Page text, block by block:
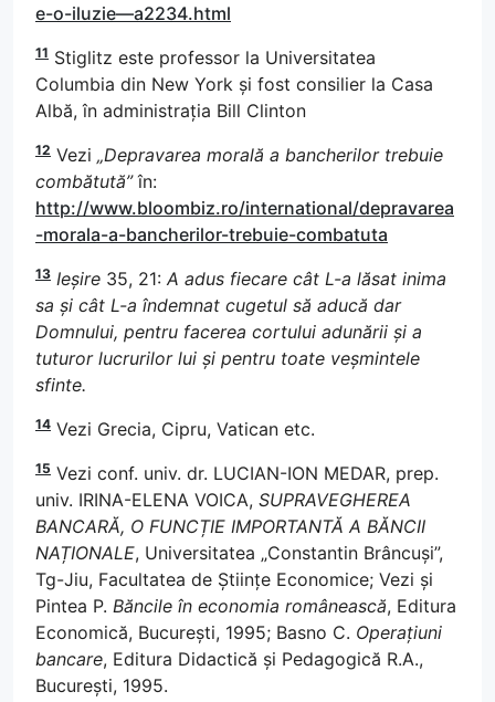
e-o-iluzie—a2234.html
11 Stiglitz este professor la Universitatea
Columbia din New York și fost consilier la Casa
Albă, în administrația Bill Clinton
12 Vezi „Depravarea morală a bancherilor trebuie
combătută”în:
http://www.bloombiz.ro/international/depravarea
-morala-a-bancherilor-trebuie-combatuta
13 Ieșire 35, 21: A adus fiecare cât L-a lăsat inima
sa și cât L-a îndemnat cugetul să aducă dar
Domnului, pentru facerea cortului adunării și a
tuturor lucrurilor lui și pentru toate veșmintele
sfinte.
14 Vezi Grecia, Cipru, Vatican etc.
15 Vezi conf. univ. dr. LUCIAN-ION MEDAR, prep.
univ. IRINA-ELENA VOICA, SUPRAVEGHEREA
BANCARĂ, O FUNCȚIE IMPORTANTĂ A BĂNCII
NAȚIONALE, Universitatea „Constantin Brâncuși”,
Tg-Jiu, Facultatea de Științe Economice; Vezi și
Pintea P. Băncile în economia românească, Editura
Economică, București, 1995; Basno C. Operațiuni
bancare, Editura Didactică și Pedagogică R.A.,
București, 1995.